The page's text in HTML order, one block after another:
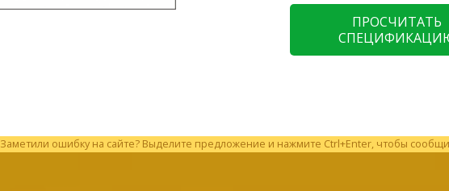
ПРОСЧИТАТЬ
Заметили ошибку на сайте? Выделите предложение и нажмите Ctrl+Enter, чтобы